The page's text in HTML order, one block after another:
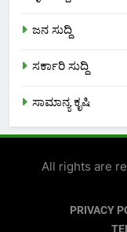
ಜನ ಸುದ್ದಿ
ಸರ್ಕಾರಿ ಸುದ್ದಿ
ಸಾಮಾನ್ಯ ಕೃಷಿ
All rights are
PRIVACY